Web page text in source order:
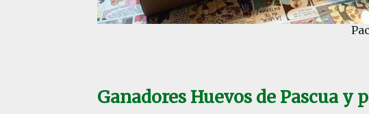
Ganadores Huevos de Pascua